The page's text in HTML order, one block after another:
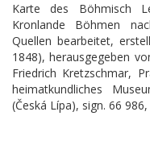
Karte des Böhmisch
Kronlande Böhmen
Quellen bearbeitet,
1848), herausgegeben
Friedrich Kretzschmar,
heimatkundliches
(Česká Lípa), sign. 66